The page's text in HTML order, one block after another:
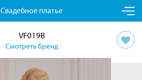
Свадебное платье
VF019B
Смотреть бренд